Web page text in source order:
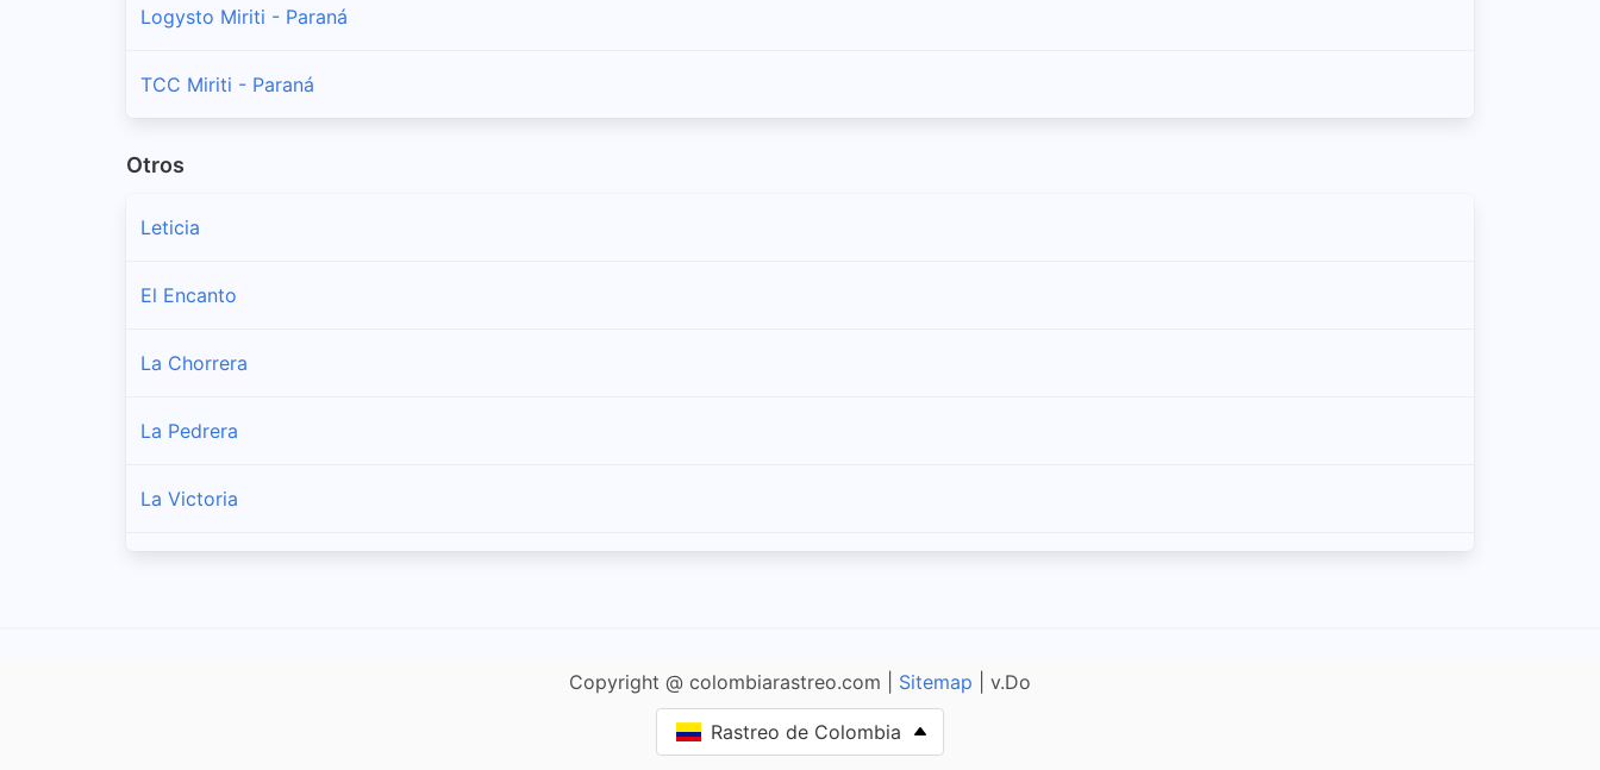
Logysto Miriti - Paraná
TCC Miriti - Paraná
Otros
Leticia
El Encanto
La Chorrera
La Pedrera
La Victoria
Copyright @ colombiarastreo.com | Sitemap | v.Do
Rastreo de Colombia